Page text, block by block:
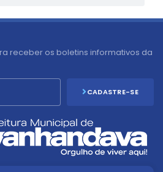
receber os boletins informativos da
CADASTRE-SE